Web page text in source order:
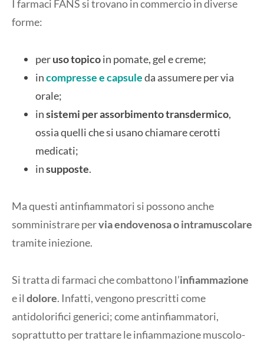
I farmaci FANS si trovano in commercio in diverse
forme:
peruso topicoin pomate, gel e creme;
incompresse e capsuleda assumere per via
orale;
insistemi per assorbimento transdermico,
ossia quelli che si usano chiamare cerotti
medicati;
insupposte.
Ma questi antinfiammatori si possono anche
somministrare pervia endovenosa o intramuscolare
tramite iniezione.
Si tratta di farmaci che combattono l’infiammazione
e il dolore. Infatti, vengono prescritti come
antidolorifici generici; come antinfiammatori,
soprattutto per trattare le infiammazione muscolo-